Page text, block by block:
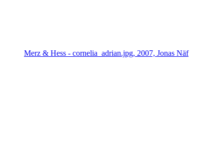
Merz & Hess - cornelia_adrian.jpg, 2007, Jonas Näf